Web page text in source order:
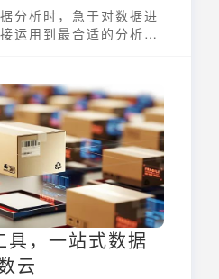
分析时，急于对数据进
运用到最合适的分析方
具，一站式数据
云